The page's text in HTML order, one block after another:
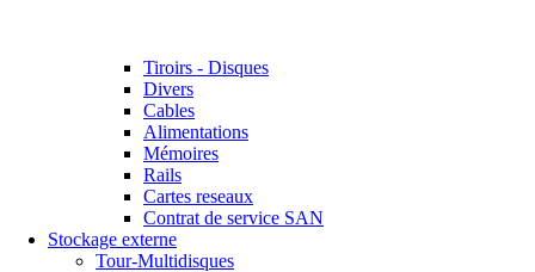
Tiroirs - Disques
Divers
Cables
Alimentations
Mémoires
Rails
Cartes reseaux
Contrat de service SAN
Stockage externe
Tour-Multidisques